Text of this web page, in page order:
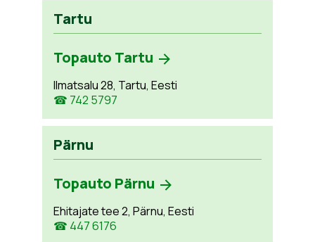
Tartu
Topauto Tartu
Ilmatsalu 28, Tartu, Eesti
☎ 742 5797
Pärnu
Topauto Pärnu
Ehitajate tee 2, Pärnu, Eesti
☎ 447 6176